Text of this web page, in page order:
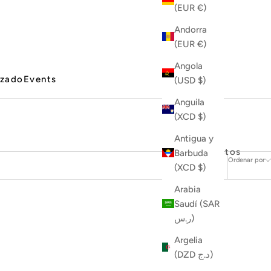
Events
(EUR €)
Andorra
(EUR €)
Angola
(USD $)
Anguila
(XCD $)
Antigua y
Barbuda
(XCD $)
Arabia
Saudí (SAR
ر.س)
Argelia
(DZD د.ج)
Ordenar por
7 productos